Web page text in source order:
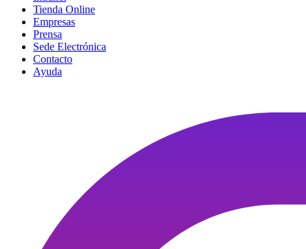
Tienda Online
Empresas
Prensa
Sede Electrónica
Contacto
Ayuda